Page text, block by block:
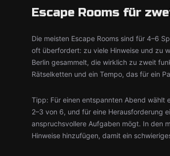
Escape Rooms für
Die meisten Escape Rooms sind für 4–6
oft überfordert: zu viele Hinweise und zu
Berlin gesammelt, die wirklich zu zweit
Rätselketten und ein Tempo, das für ein
Tipp: Für einen entspannten Abend wählt
2–3 von 6, und für eine Herausforderung
anspruchsvollere Aufgaben mögt. In den
Hinweise hinzufügen, damit ein